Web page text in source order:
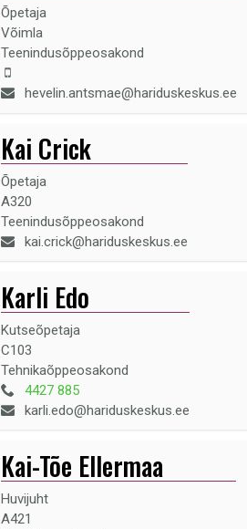
Õpetaja
Võimla
Teenindusõppeosakond
hevelin.antsmae@hariduskeskus.ee
Kai Crick
Õpetaja
A320
Teenindusõppeosakond
kai.crick@hariduskeskus.ee
Karli Edo
Kutseõpetaja
C103
Tehnikaõppeosakond
4427 885
karli.edo@hariduskeskus.ee
Kai-Tõe Ellermaa
Huvijuht
A421